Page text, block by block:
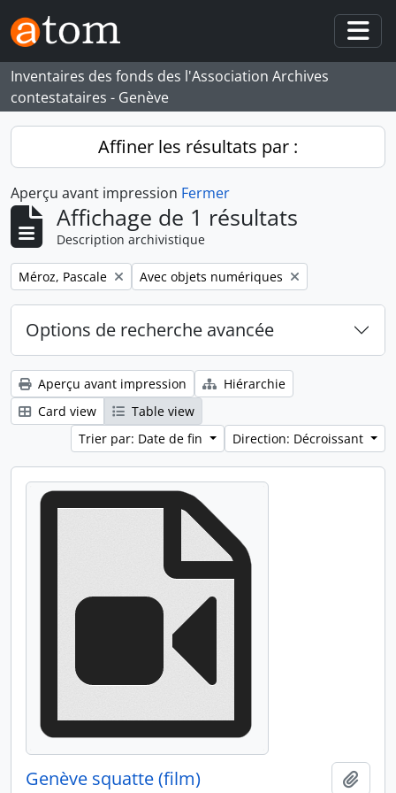
Skip to main content
Inventaires des fonds des l'Association Archives
contestataires - Genève
Affiner les résultats par :
Aperçu avant impression Fermer
Affichage de 1 résultats
Description archivistique
Remove filter:
Méroz, Pascale Remove filter:
Avec objets numériques
Options de recherche avancée
Aperçu avant impression
Hiérarchie
Card view
Table view
Trier par: Date de fin
Direction: Décroissant
Genève squatte (film)